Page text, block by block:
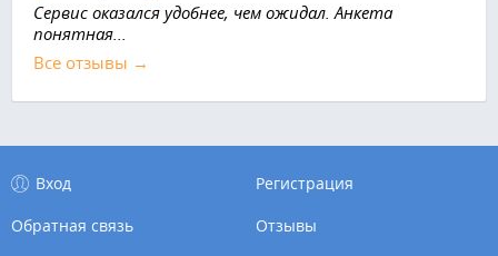
Сервис оказался удобнее, чем ожидал. Анкета
понятная...
Все отзывы →
Вход
Регистрация
Обратная связь
Отзывы